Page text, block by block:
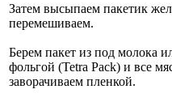
Затем высыпаем пакетик
перемешиваем.
Берем пакет из под молока
фольгой (Tetra Pack) и все
заворачиваем пленкой.